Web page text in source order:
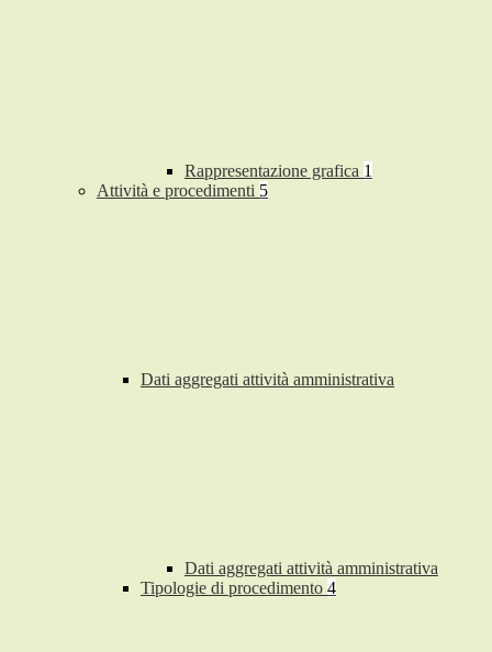
Rappresentazione grafica 1
Attività e procedimenti 5
Dati aggregati attività amministrativa
Dati aggregati attività amministrativa
Tipologie di procedimento 4